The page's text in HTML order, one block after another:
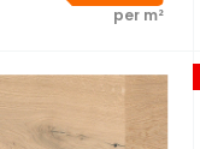
per m²